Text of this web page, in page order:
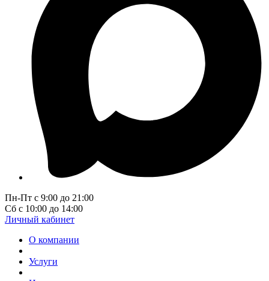
Пн-Пт с 9:00 до 21:00
Сб с 10:00 до 14:00
Личный кабинет
О компании
Услуги